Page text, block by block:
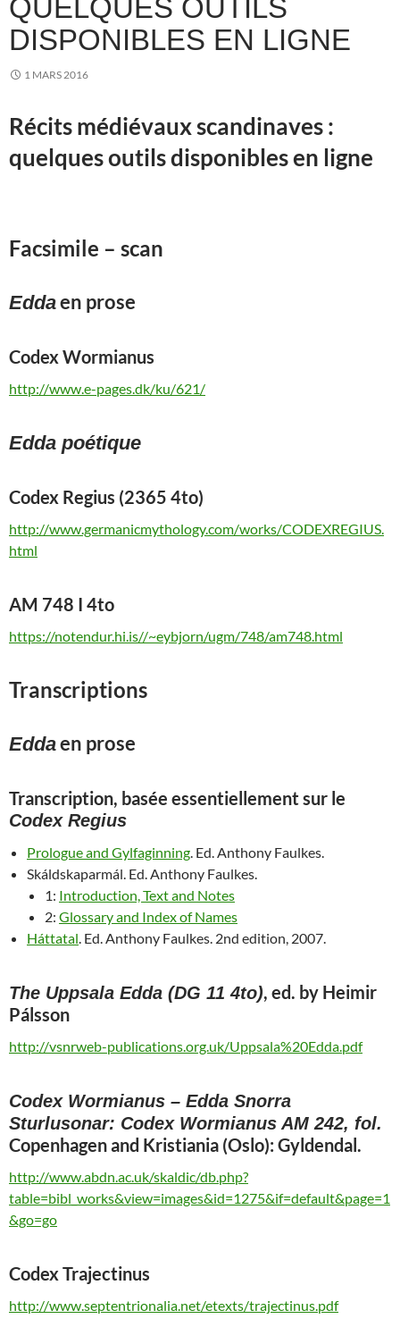
QUELQUES OUTILS
DISPONIBLES EN LIGNE
1 MARS 2016
Récits médiévaux scandinaves :
quelques outils disponibles en ligne
Facsimile – scan
Eddaen prose
Codex Wormianus
http://www.e-pages.dk/ku/621/
Edda poétique
Codex Regius (2365 4to)
http://www.germanicmythology.com/works/CODEXREGIUS.
html
AM 748 I 4to
https://notendur.hi.is//~eybjorn/ugm/748/am748.html
Transcriptions
Eddaen prose
Transcription, basée essentiellement sur le
Codex Regius
Prologue and Gylfaginning. Ed. Anthony Faulkes.
Skáldskaparmál. Ed. Anthony Faulkes.
1: Introduction, Text and Notes
2: Glossary and Index of Names
Háttatal. Ed. Anthony Faulkes. 2nd edition, 2007.
The Uppsala Edda (DG 11 4to), ed. by Heimir
Pálsson
http://vsnrweb-publications.org.uk/Uppsala%20Edda.pdf
Codex Wormianus – Edda Snorra
Sturlusonar: Codex Wormianus AM 242, fol.
Copenhagen and Kristiania (Oslo): Gyldendal.
http://www.abdn.ac.uk/skaldic/db.php?
table=bibl_works&view=images&id=1275&if=default&page=1
&go=go
Codex Trajectinus
http://www.septentrionalia.net/etexts/trajectinus.pdf